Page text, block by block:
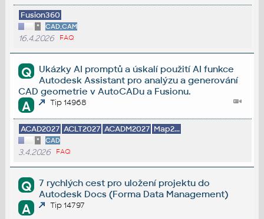
Fusion360
* CAD,CAM
16.4.2026 FAQ
Q
Ukázky AI promptů a úskalí použití AI funkce
Autodesk Assistant pro analýzu a generování
CAD geometrie v AutoCADu a Fusionu.
A Tip 14968
ACAD2027 ACLT2027 ACADM2027 Map2...
* CAD
3.4.2026 FAQ
Q
7 rychlých cest pro uložení projektu do
Autodesk Docs (Forma Data Management)
A Tip 14797